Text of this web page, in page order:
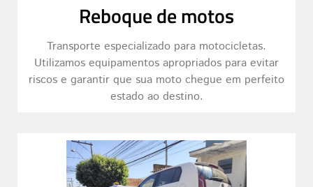
Reboque de motos
Transporte especializado para motocicletas.
Utilizamos equipamentos apropriados para evitar
riscos e garantir que sua moto chegue em perfeito
estado ao destino.